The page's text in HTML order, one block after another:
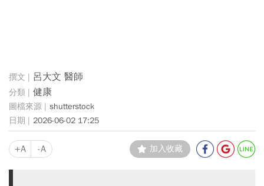
呂大文 醫師
健康
shutterstock
2026-06-02 17:25
+A -A 加入收藏